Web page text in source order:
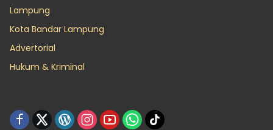
Lampung
Kota Bandar Lampung
Advertorial
Hukum & Kriminal